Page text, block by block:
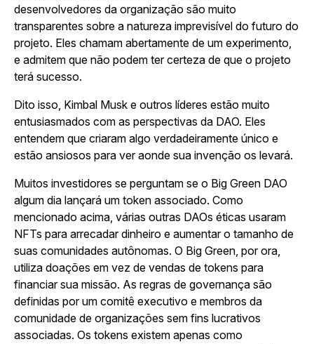
desenvolvedores da organização são muito
transparentes sobre a natureza imprevisível do futuro do
projeto. Eles chamam abertamente de um experimento,
e admitem que não podem ter certeza de que o projeto
terá sucesso.
Dito isso, Kimbal Musk e outros líderes estão muito
entusiasmados com as perspectivas da DAO. Eles
entendem que criaram algo verdadeiramente único e
estão ansiosos para ver aonde sua invenção os levará.
Muitos investidores se perguntam se o Big Green DAO
algum dia lançará um token associado. Como
mencionado acima, várias outras DAOs éticas usaram
NFTs para arrecadar dinheiro e aumentar o tamanho de
suas comunidades autônomas. O Big Green, por ora,
utiliza doações em vez de vendas de tokens para
financiar sua missão. As regras de governança são
definidas por um comitê executivo e membros da
comunidade de organizações sem fins lucrativos
associadas. Os tokens existem apenas como